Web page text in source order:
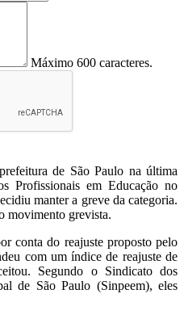
Máximo 600 caracteres.
de São Paulo na última
Profissionais em Educação no
manter a greve da categoria.
movimento grevista.
conta do reajuste proposto pelo
com um índice de reajuste de
Segundo o Sindicato dos
de São Paulo (Sinpeem), eles